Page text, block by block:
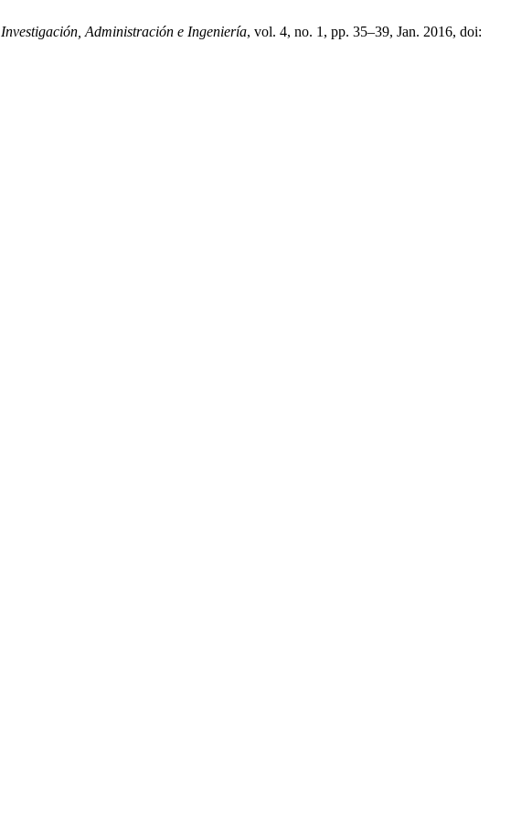
Administración e Ingeniería, vol. 4, no. 1, pp. 35–39, Jan. 2016, doi: